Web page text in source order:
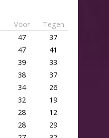
Voor
Tegen
47
37
47
41
39
33
38
37
34
26
32
19
28
12
28
29